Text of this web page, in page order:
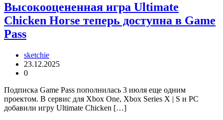
Высокооцененная игра Ultimate
Chicken Horse теперь доступна в Game
Pass
sketchie
23.12.2025
0
Подписка Game Pass пополнилась 3 июля еще одним
проектом. В сервис для Xbox One, Xbox Series X | S и PC
добавили игру Ultimate Chicken […]